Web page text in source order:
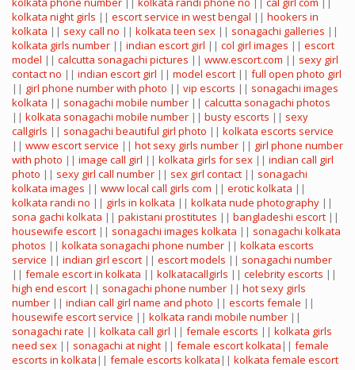
kolkata night girls || escort service in west bengal || hookers in
kolkata || sexy call no || kolkata teen sex || sonagachi galleries ||
kolkata girls number || indian escort girl || col girl images || escort
model || calcutta sonagachi pictures || www.escort.com || sexy girl
contact no || indian escort girl || model escort || full open photo girl
|| girl phone number with photo || vip escorts || sonagachi images
kolkata || sonagachi mobile number || calcutta sonagachi photos
|| kolkata sonagachi mobile number || busty escorts || sexy
callgirls || sonagachi beautiful girl photo || kolkata escorts service
|| www escort service || hot sexy girls number || girl phone number
with photo || image call girl || kolkata girls for sex || indian call girl
photo || sexy girl call number || sex girl contact || sonagachi
kolkata images || www local call girls com || erotic kolkata ||
kolkata randi no || girls in kolkata || kolkata nude photography ||
sona gachi kolkata || pakistani prostitutes || bangladeshi escort ||
housewife escort || sonagachi images kolkata || sonagachi kolkata
photos || kolkata sonagachi phone number || kolkata escorts
service || indian girl escort || escort models || sonagachi number
|| female escort in kolkata || kolkatacallgirls || celebrity escorts ||
high end escort || sonagachi phone number || hot sexy girls
number || indian call girl name and photo || escorts female ||
housewife escort service || kolkata randi mobile number ||
sonagachi rate || kolkata call girl || female escorts || kolkata girls
need sex || sonagachi at night || female escort kolkata || female
escorts in kolkata || female escorts kolkata || kolkata female escort